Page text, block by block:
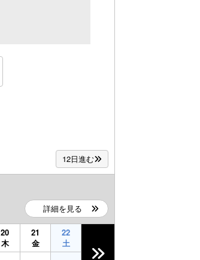
12日進む
詳細を見る
20
木
21
金
22
土